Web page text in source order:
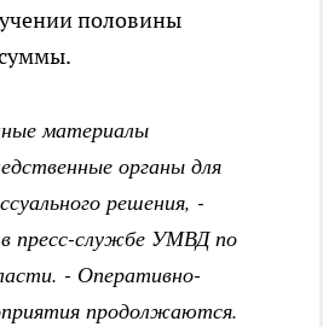
половины
материалы
органы для
решения, -
пресс-службе УМВД по
- Оперативно-
продолжаются.